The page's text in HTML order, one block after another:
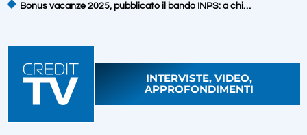
Bonus vacanze 2025, pubblicato il bando INPS: a chi…
INTERVISTE, VIDEO,
APPROFONDIMENTI